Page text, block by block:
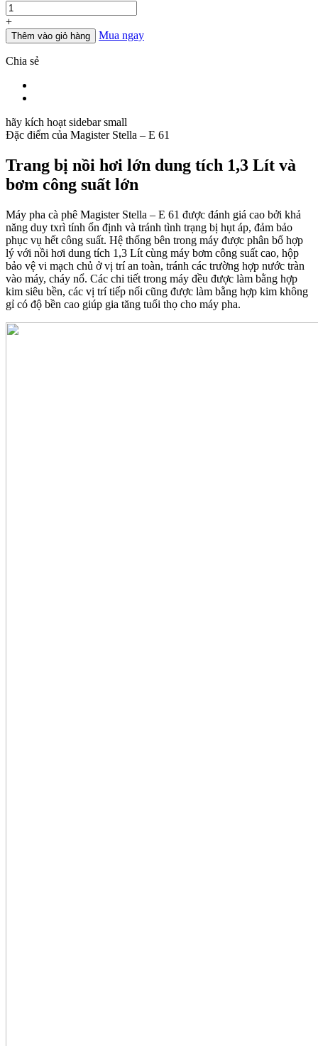
lượng
+
Thêm vào giỏ hàng Mua ngay
Chia sẻ
hãy kích hoạt sidebar small
Đặc điểm của Magister Stella – E 61
Trang bị nồi hơi lớn dung tích 1,3 Lít và
bơm công suất lớn
Máy pha cà phê Magister Stella – E 61 được đánh giá cao bởi khả
năng duy txrì tính ổn định và tránh tình trạng bị hụt áp, đảm bảo
phục vụ hết công suất. Hệ thống bên trong máy được phân bổ hợp
lý với nồi hơi dung tích 1,3 Lít cùng máy bơm công suất cao, hộp
bảo vệ vi mạch chủ ở vị trí an toàn, tránh các trường hợp nước tràn
vào máy, cháy nổ. Các chi tiết trong máy đều được làm bằng hợp
kim siêu bền, các vị trí tiếp nối cũng được làm bằng hợp kim không
gỉ có độ bền cao giúp gia tăng tuổi thọ cho máy pha.